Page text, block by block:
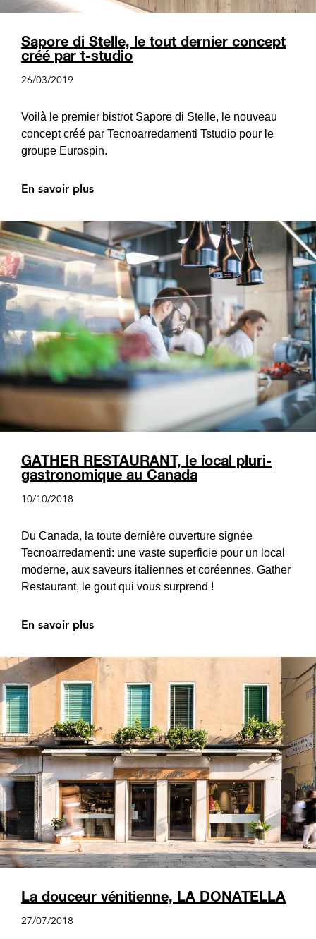
Sapore di Stelle, le tout dernier concept
créé par t-studio
26/03/2019
Voilà le premier bistrot Sapore di Stelle, le nouveau
concept créé par Tecnoarredamenti Tstudio pour le
groupe Eurospin.
En savoir plus
GATHER RESTAURANT, le local pluri-
gastronomique au Canada
10/10/2018
Du Canada, la toute dernière ouverture signée
Tecnoarredamenti: une vaste superficie pour un local
moderne, aux saveurs italiennes et coréennes. Gather
Restaurant, le gout qui vous surprend !
En savoir plus
La douceur vénitienne, LA DONATELLA
27/07/2018